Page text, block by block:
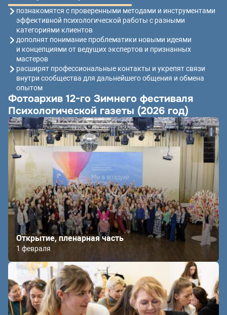
познакомятся с проверенными методами и инструментами
эффективной психологической работы с разными
категориями клиентов
дополнят понимание проблематики новыми идеями
и концепциями от ведущих экспертов и признанных
мастеров
расширят профессиональные контакты и укрепят связи
внутри сообщества для дальнейшего общения и обмена
опытом
Фотоархив 12-го Зимнего фестиваля
Психологической газеты (2026 год)
Открытие, пленарная часть
1 февраля